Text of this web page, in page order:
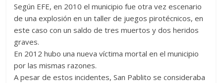
Según EFE, en 2010 el municipio fue otra vez escenario
de una explosión en un taller de juegos pirotécnicos, en
este caso con un saldo de tres muertos y dos heridos
graves.
En 2012 hubo una nueva víctima mortal en el municipio
por las mismas razones.
A pesar de estos incidentes, San Pablito se consideraba